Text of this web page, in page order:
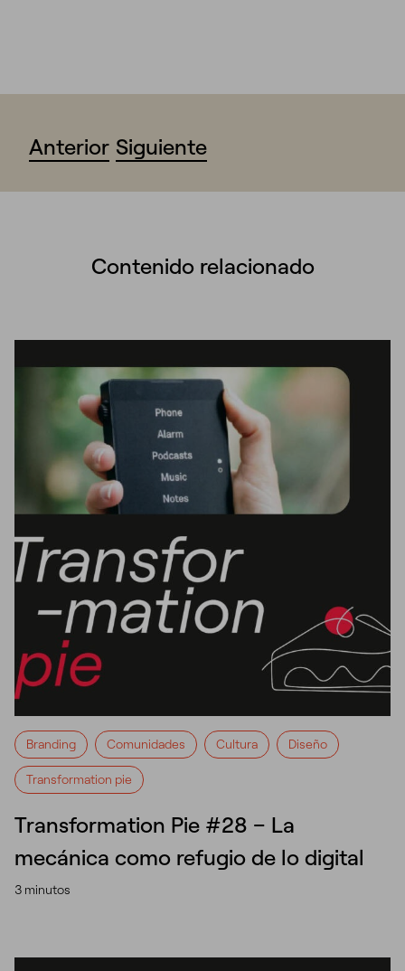
Anterior Siguiente
Contenido relacionado
Branding Comunidades Cultura Diseño
Transformation pie
Transformation Pie #28 – La
mecánica como refugio de lo digital
3 minutos